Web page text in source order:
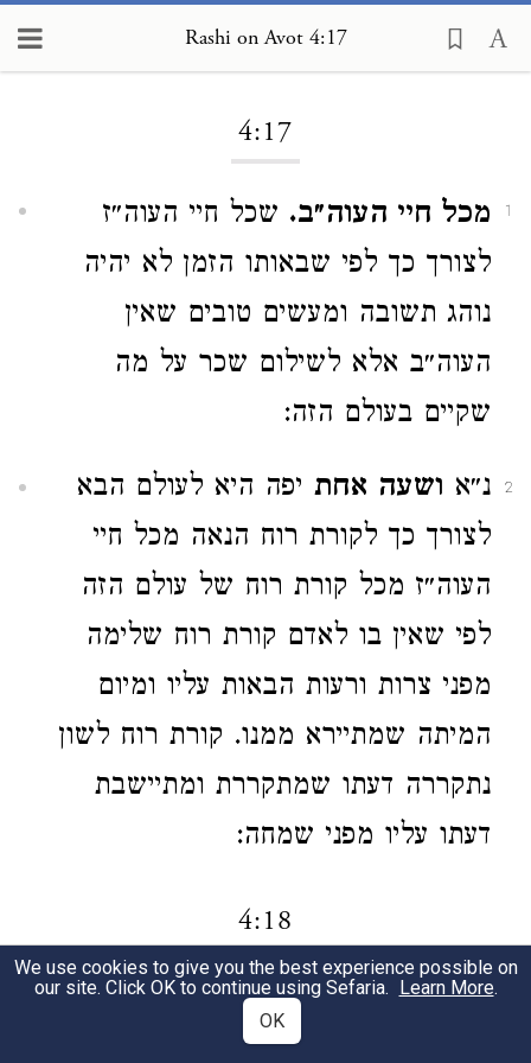
Rashi on Avot 4:17
4:17
1 מכל חיי העוה״ב. שכל חיי העוה״ז
לצורך כך לפי שבאותו הזמן לא יהיה
נוהג תשובה ומעשים טובים שאין
העוה״ב אלא לשילום שכר על מה
שקיים בעולם הזה:
2 נ״א ושעה אחת יפה היא לעולם הבא
לצורך כך לקורת רוח הנאה מכל חיי
העוה״ז מכל קורת רוח של עולם הזה
לפי שאין בו לאדם קורת רוח שלימה
מפני צרות ורעות הבאות עליו ומיום
המיתה שמתיירא ממנו. קורת רוח לשון
נתקררה דעתו שמתקררת ומתיישבת
דעתו עליו מפני שמחה:
4:18
אל תרצה.דאינו מועיל לך שאינו מקבל
We use cookies to give you the best experience possible on
our site. Click OK to continue using Sefaria. Learn More.
OK